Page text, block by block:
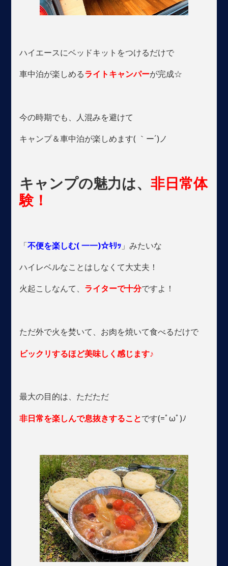
ハイエースにベッドキットをつけるだけで
車中泊が楽しめるライトキャンパーが完成☆
今の時期でも、人混みを避けて
キャンプ＆車中泊が楽しめます( ｀ー´)ノ
キャンプの魅力は、非日常体
験！
「不便を楽しむ( 一一)☆ｷﾘｯ 」みたいな
ハイレベルなことはしなくて大丈夫！
火起こしなんて、 ライターで十分ですよ！
ただ外で火を焚いて、お肉を焼いて食べるだけで
ビックリするほど美味しく感じます♪
最大の目的は、ただただ
非日常を楽しんで息抜きすることです(=ﾟωﾟ)ﾉ